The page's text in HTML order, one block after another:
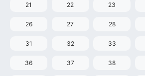
21 22 23
26 27 28
31 32 33
36 37 38